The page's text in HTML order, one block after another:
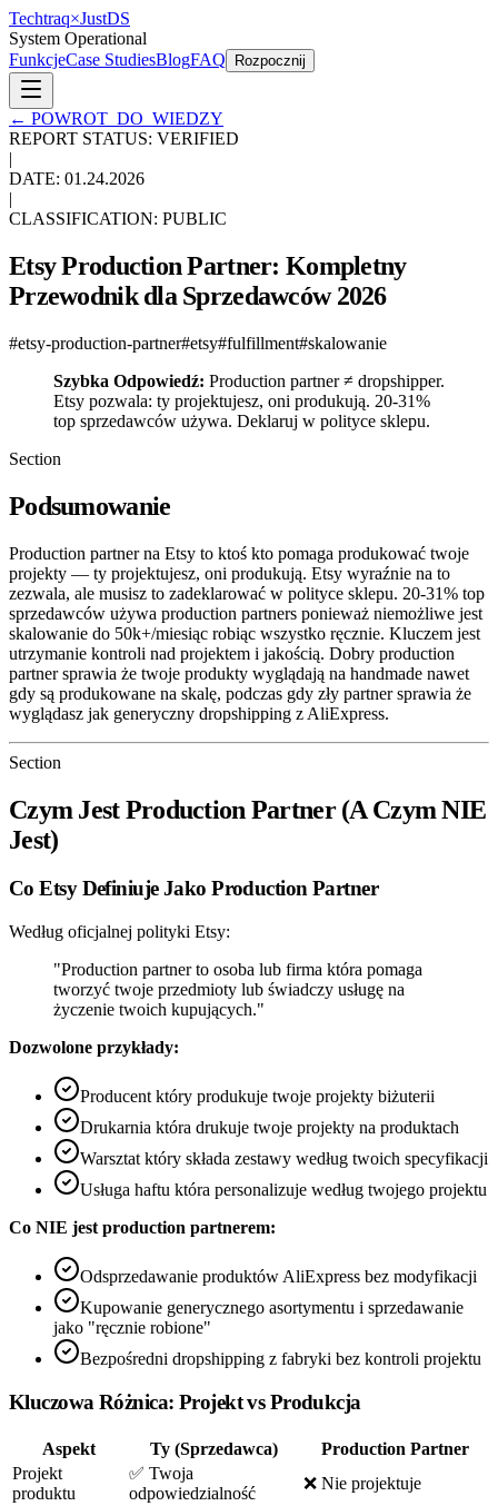
Techtraq×JustDS
System Operational
FunkcjeCase StudiesBlogFAQ Rozpocznij
← POWROT_DO_WIEDZY
REPORT STATUS: VERIFIED
|
DATE: 01.24.2026
|
CLASSIFICATION: PUBLIC
Etsy Production Partner: Kompletny
Przewodnik dla Sprzedawców 2026
#etsy-production-partner#etsy#fulfillment#skalowanie
Szybka Odpowiedź: Production partner ≠ dropshipper.
Etsy pozwala: ty projektujesz, oni produkują. 20-31%
top sprzedawców używa. Deklaruj w polityce sklepu.
Section
Podsumowanie
Production partner na Etsy to ktoś kto pomaga produkować twoje
projekty — ty projektujesz, oni produkują. Etsy wyraźnie na to
zezwala, ale musisz to zadeklarować w polityce sklepu. 20-31% top
sprzedawców używa production partners ponieważ niemożliwe jest
skalowanie do 50k+/miesiąc robiąc wszystko ręcznie. Kluczem jest
utrzymanie kontroli nad projektem i jakością. Dobry production
partner sprawia że twoje produkty wyglądają na handmade nawet
gdy są produkowane na skalę, podczas gdy zły partner sprawia że
wyglądasz jak generyczny dropshipping z AliExpress.
Section
Czym Jest Production Partner (A Czym NIE
Jest)
Co Etsy Definiuje Jako Production Partner
Według oficjalnej polityki Etsy:
"Production partner to osoba lub firma która pomaga
tworzyć twoje przedmioty lub świadczy usługę na
życzenie twoich kupujących."
Dozwolone przykłady:
Producent który produkuje twoje projekty biżuterii
Drukarnia która drukuje twoje projekty na produktach
Warsztat który składa zestawy według twoich specyfikacji
Usługa haftu która personalizuje według twojego projektu
Co NIE jest production partnerem:
Odsprzedawanie produktów AliExpress bez modyfikacji
Kupowanie generycznego asortymentu i sprzedawanie
jako "ręcznie robione"
Bezpośredni dropshipping z fabryki bez kontroli projektu
Kluczowa Różnica: Projekt vs Produkcja
Aspekt Ty (Sprzedawca)
Production Partner
Projekt
produktu
✅ Twoja
odpowiedzialność
❌ Nie projektuje